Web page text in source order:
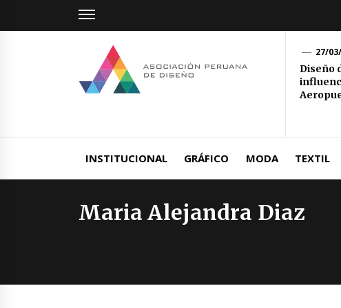
de
27/
Diseño
INSTITUCIONAL GRÁFICO MODA TEXTIL
Maria Alejandra Diaz